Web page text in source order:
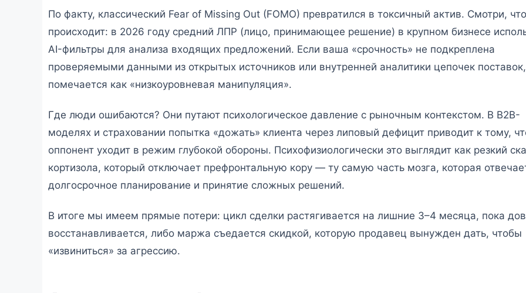
По факту, классический Fear of Missing Out (FOMO) превратился в токсичный актив. Смотри, что
происходит: в 2026 году средний ЛПР (лицо, принимающее решение) в крупном бизнесе
AI-фильтры для анализа входящих предложений. Если ваша «срочность» не подкреплена
проверяемыми данными из открытых источников или внутренней аналитики цепочек
помечается как «низкоуровневая манипуляция».
Где люди ошибаются? Они путают психологическое давление с рыночным контекстом. В B2B-
моделях и страховании попытка «дожать» клиента через липовый дефицит приводит к тому,
оппонент уходит в режим глубокой обороны. Психофизиологически это выглядит как резкий
кортизола, который отключает префронтальную кору — ту самую часть мозга, которая
долгосрочное планирование и принятие сложных решений.
В итоге мы имеем прямые потери: цикл сделки растягивается на лишние 3–4 месяца, пока
восстанавливается, либо маржа съедается скидкой, которую продавец вынужден дать, чтобы
«извиниться» за агрессию.